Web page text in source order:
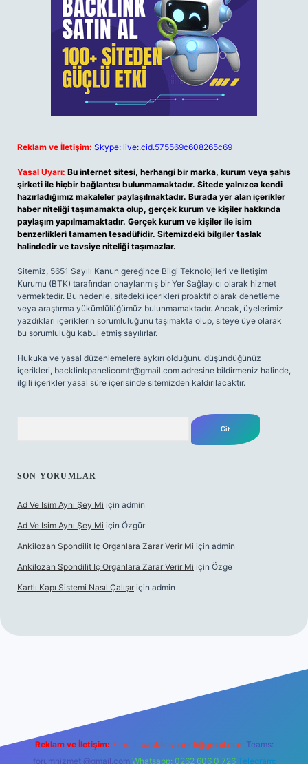
Reklam ve İletişim: Skype: live:.cid.575569c608265c69
Yasal Uyarı: Bu internet sitesi, herhangi bir marka, kurum veya şahıs
şirketi ile hiçbir bağlantısı bulunmamaktadır. Sitede yalnızca kendi
hazırladığımız makaleler paylaşılmaktadır. Burada yer alan içerikler
haber niteliği taşımamakta olup, gerçek kurum ve kişiler hakkında
paylaşım yapılmamaktadır. Gerçek kurum ve kişiler ile isim
benzerlikleri tamamen tesadüfidir. Sitemizdeki bilgiler taslak
halindedir ve tavsiye niteliği taşımazlar.
Sitemiz, 5651 Sayılı Kanun gereğince Bilgi Teknolojileri ve İletişim
Kurumu (BTK) tarafından onaylanmış bir Yer Sağlayıcı olarak hizmet
vermektedir. Bu nedenle, sitedeki içerikleri proaktif olarak denetleme
veya araştırma yükümlülüğümüz bulunmamaktadır. Ancak, üyelerimiz
yazdıkları içeriklerin sorumluluğunu taşımakta olup, siteye üye olarak
bu sorumluluğu kabul etmiş sayılırlar.
Hukuka ve yasal düzenlemelere aykırı olduğunu düşündüğünüz
içerikleri, backlinkpanelicomtr@gmail.com adresine bildirmeniz halinde,
ilgili içerikler yasal süre içerisinde sitemizden kaldırılacaktır.
SON YORUMLAR
Ad Ve Isim Aynı Şey Mi için admin
Ad Ve Isim Aynı Şey Mi için Özgür
Ankilozan Spondilit Iç Organlara Zarar Verir Mi için admin
Ankilozan Spondilit Iç Organlara Zarar Verir Mi için Özge
Kartlı Kapı Sistemi Nasıl Çalışır için admin
Reklam ve İletişim: E-mail: backlinkpaneli@gmail.com Teams:
forumhizmeti@gmail.com Whatsapp: 0262 606 0 726 Telegram: